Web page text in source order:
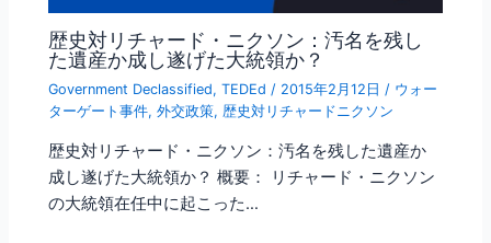
歴史対リチャード・ニクソン：汚名を残し
た遺産か成し遂げた大統領か？
Government Declassified,TEDEd / 2015年2月12日 / ウォー
ターゲート事件,外交政策, 歴史対リチャードニクソン
歴史対リチャード・ニクソン：汚名を残した遺産か
成し遂げた大統領か？ 概要： リチャード・ニクソン
の大統領在任中に起こった…